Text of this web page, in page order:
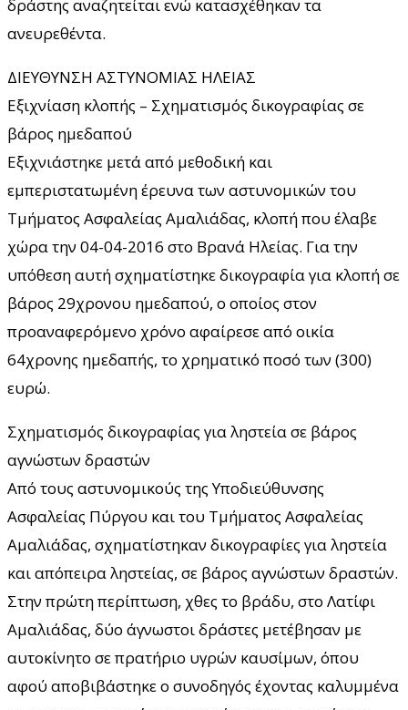
δράστης αναζητείται ενώ κατασχέθηκαν τα
ανευρεθέντα.
ΔΙΕΥΘΥΝΣΗ ΑΣΤΥΝΟΜΙΑΣ ΗΛΕΙΑΣ
Εξιχνίαση κλοπής – Σχηματισμός δικογραφίας σε
βάρος ημεδαπού
Εξιχνιάστηκε μετά από μεθοδική και
εμπεριστατωμένη έρευνα των αστυνομικών του
Τμήματος Ασφαλείας Αμαλιάδας, κλοπή που έλαβε
χώρα την 04-04-2016 στο Βρανά Ηλείας. Για την
υπόθεση αυτή σχηματίστηκε δικογραφία για κλοπή σε
βάρος 29χρονου ημεδαπού, ο οποίος στον
προαναφερόμενο χρόνο αφαίρεσε από οικία
64χρονης ημεδαπής, το χρηματικό ποσό των (300)
ευρώ.
Σχηματισμός δικογραφίας για ληστεία σε βάρος
αγνώστων δραστών
Από τους αστυνομικούς της Υποδιεύθυνσης
Ασφαλείας Πύργου και του Τμήματος Ασφαλείας
Αμαλιάδας, σχηματίστηκαν δικογραφίες για ληστεία
και απόπειρα ληστείας, σε βάρος αγνώστων δραστών.
Στην πρώτη περίπτωση, χθες το βράδυ, στο Λατίφι
Αμαλιάδας, δύο άγνωστοι δράστες μετέβησαν με
αυτοκίνητο σε πρατήριο υγρών καυσίμων, όπου
αφού αποβιβάστηκε ο συνοδηγός έχοντας καλυμμένα